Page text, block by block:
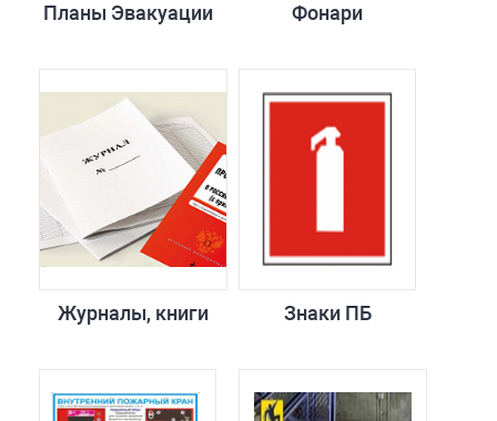
Планы Эвакуации Фонари
Журналы, книги Знаки ПБ